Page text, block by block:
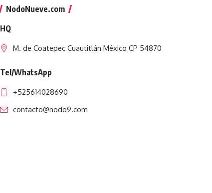
NodoNueve.com
HQ
M. de Coatepec Cuautitlán México CP 54870
Tel/WhatsApp
+525614028690
contacto@nodo9.com